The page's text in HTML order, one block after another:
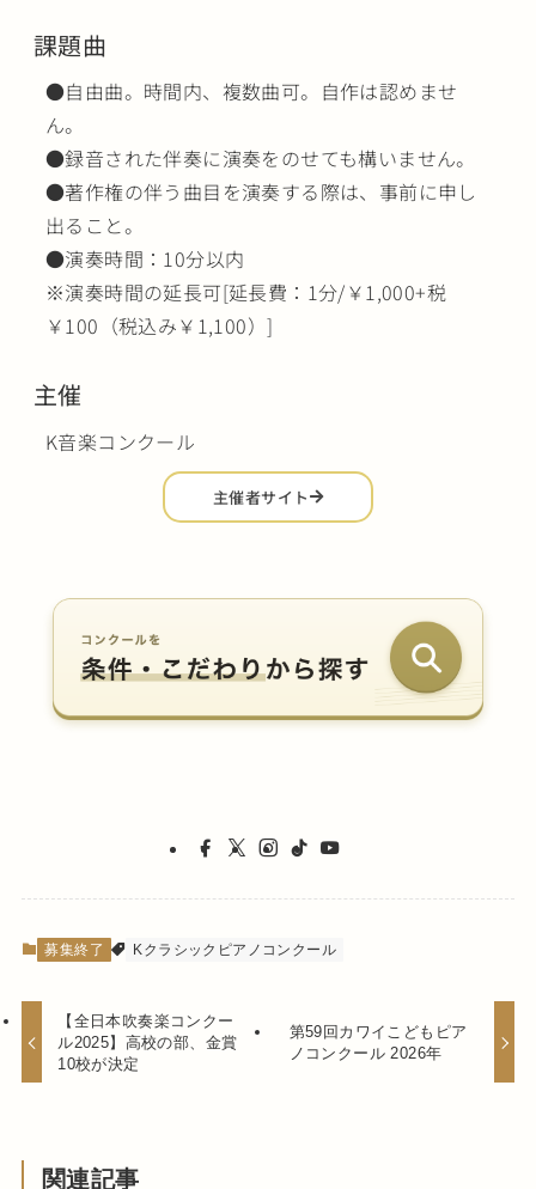
課題曲
●自由曲。時間内、複数曲可。自作は認めませ
ん。
●録音された伴奏に演奏をのせても構いません。
●著作権の伴う曲目を演奏する際は、事前に申し
出ること。
●演奏時間：10分以内
※演奏時間の延長可[延長費：1分/￥1,000+税
￥100（税込み￥1,100）]
主催
K音楽コンクール
主催者サイト
募集終了 Kクラシックピアノコンクール
【全日本吹奏楽コンクー
ル2025】高校の部、金賞
10校が決定
第59回カワイこどもピア
ノコンクール 2026年
関連記事